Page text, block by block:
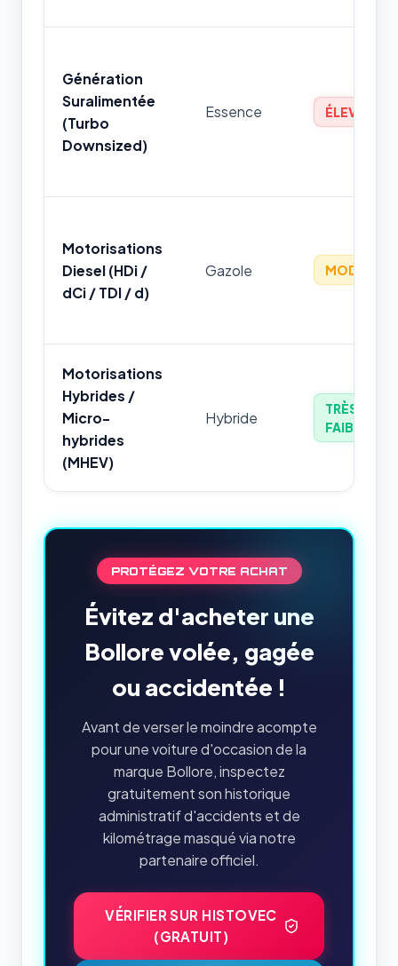
Génération
Suralimentée
(Turbo
Downsized)
Essence ÉLEVÉ
Motorisations
Diesel (HDi /
dCi / TDI / d)
Gazole MODÉRÉ
Motorisations
Hybrides /
Micro-
hybrides
(MHEV)
Hybride
TRÈS
FAIBLE
PROTÉGEZ VOTRE ACHAT
Évitez d'acheter une
Bollore volée, gagée
ou accidentée !
Avant de verser le moindre acompte
pour une voiture d'occasion de la
marque Bollore, inspectez
gratuitement son historique
administratif d'accidents et de
kilométrage masqué via notre
partenaire officiel.
VÉRIFIER SUR HISTOVEC
(GRATUIT)